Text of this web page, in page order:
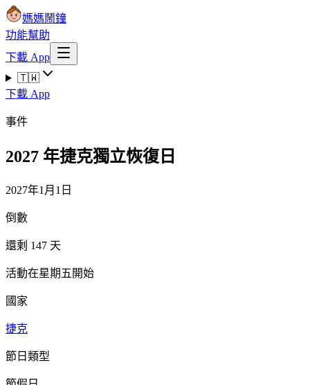
媽媽鬧鐘
功能幫助
下載 App
🇹🇼
下載 App
事件
2027 年捷克獨立恢復日
2027年1月1日
倒數
還剩 147 天
活動在星期五開始
國家
捷克
節日類型